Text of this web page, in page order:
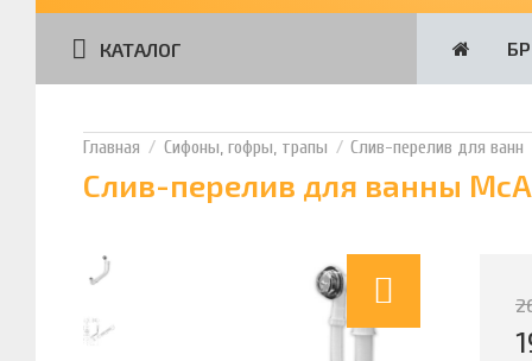
КАТАЛОГ
Сифоны, гофры, трапы Слив-перелив для ванн
Слив-перелив для ванны